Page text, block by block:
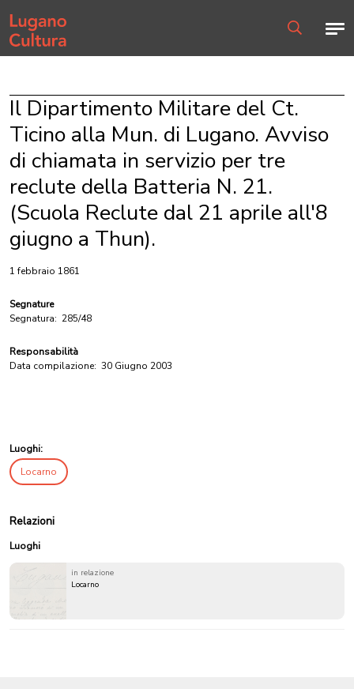
Home page
Il Dipartimento Militare del Ct.
Ticino alla Mun. di Lugano. Avviso
di chiamata in servizio per tre
reclute della Batteria N. 21.
(Scuola Reclute dal 21 aprile all'8
giugno a Thun).
1 febbraio 1861
Segnature
Segnatura: 285/48
Responsabilità
Data compilazione: 30 Giugno 2003
Luoghi:
Locarno
Relazioni
Luoghi
in relazione
Locarno